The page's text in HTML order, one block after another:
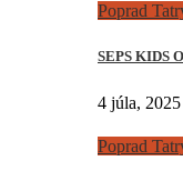
Poprad
SEPS KIDS
4 júla, 2025
Poprad